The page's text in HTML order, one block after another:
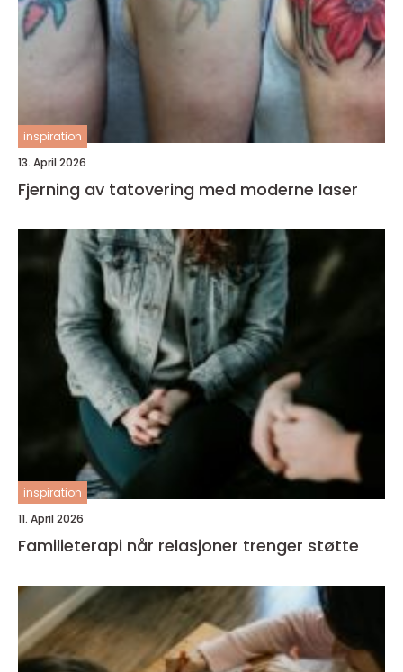
inspiration
13. April 2026
Fjerning av tatovering med moderne laser
inspiration
11. April 2026
Familieterapi når relasjoner trenger støtte